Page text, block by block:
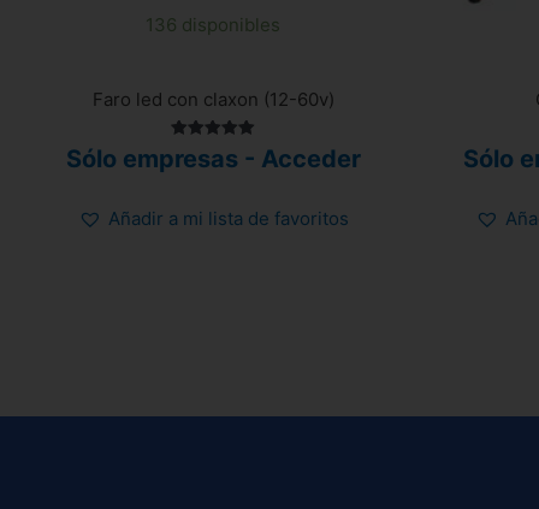
136 disponibles
Faro led con claxon (12-60v)
con
Sólo empresas - Acceder
Añadir a mi lista de favoritos
Sólo